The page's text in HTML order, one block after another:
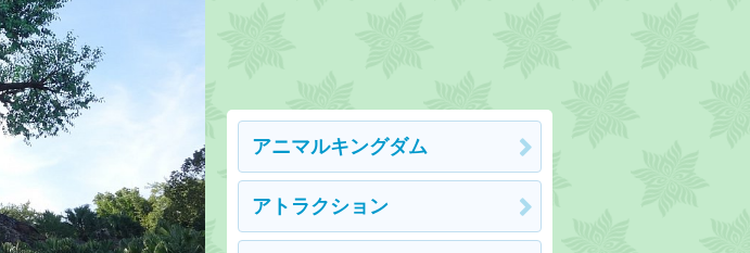
アニマルキングダム
アトラクション